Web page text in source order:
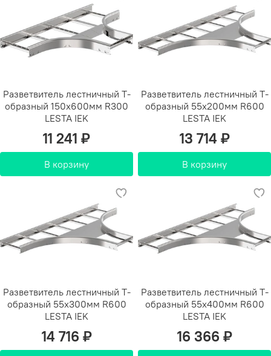
Разветвитель лестничный Т-
образный 150х600мм R300
LESTA IEK
11 241 ₽
В корзину
Разветвитель лестничный Т-
образный 55х200мм R600
LESTA IEK
13 714 ₽
В корзину
Разветвитель лестничный Т-
образный 55х300мм R600
LESTA IEK
14 716 ₽
Разветвитель лестничный Т-
образный 55х400мм R600
LESTA IEK
16 366 ₽